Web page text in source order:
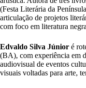
(Festa Literária da
articulação de projetos
com foco em literatura
Edvaldo Silva Júnior é
(BA), com experiência em
audiovisual de eventos
visuais voltadas para arte,